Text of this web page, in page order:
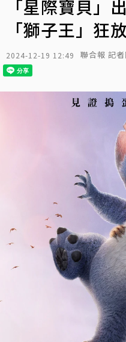
「星際寶貝」
「獅子王」狂
2024-12-19 12:49 聯合報 記